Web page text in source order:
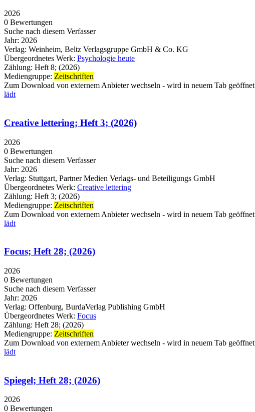
2026
0 Bewertungen
Suche nach diesem Verfasser
Jahr: 2026
Verlag: Weinheim, Beltz Verlagsgruppe GmbH & Co. KG
Übergeordnetes Werk: Psychologie heute
Zählung: Heft 8; (2026)
Mediengruppe: Zeitschriften
Zum Download von externem Anbieter wechseln - wird in neuem Tab geöffnet
lädt
Creative lettering; Heft 3; (2026)
2026
0 Bewertungen
Suche nach diesem Verfasser
Jahr: 2026
Verlag: Stuttgart, Partner Medien Verlags- und Beteiligungs GmbH
Übergeordnetes Werk: Creative lettering
Zählung: Heft 3; (2026)
Mediengruppe: Zeitschriften
Zum Download von externem Anbieter wechseln - wird in neuem Tab geöffnet
lädt
Focus; Heft 28; (2026)
2026
0 Bewertungen
Suche nach diesem Verfasser
Jahr: 2026
Verlag: Offenburg, BurdaVerlag Publishing GmbH
Übergeordnetes Werk: Focus
Zählung: Heft 28; (2026)
Mediengruppe: Zeitschriften
Zum Download von externem Anbieter wechseln - wird in neuem Tab geöffnet
lädt
Spiegel; Heft 28; (2026)
2026
0 Bewertungen